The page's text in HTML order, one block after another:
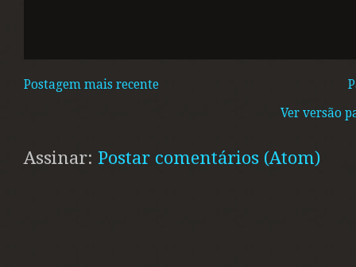
Postagem mais recente
Ver versão
Assinar: Postar comentários (Atom)